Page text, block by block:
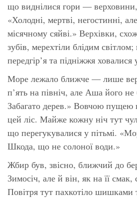
що виднілися гори — верховини,
«Холодні, мертві, негостинні,
місячному сяйві.» Верхівки,
зубів, мерехтіли блідим
передгір’я та підніжжя ховалися
Море лежало ближче — лише
п’ять на північ, але Аша його
Забагато дерев.» Вовчою пущею
цей ліс. Майже кожну ніч тут
що перегукувалися у пітьмі.
Шкода, що не солоної води.»
Жбир був, звісно, ближчий до
Зимосіч, але й він, як на її смак,
Повітря тут пахкотіло шишками